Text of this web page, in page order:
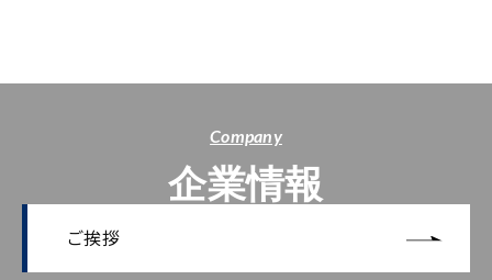
Company
企業情報
ご挨拶